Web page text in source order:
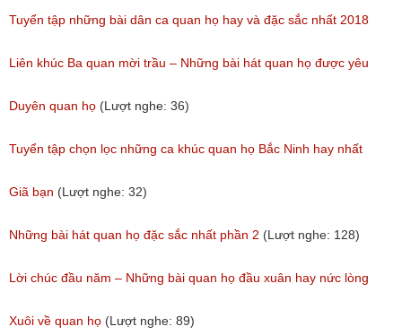
(Lượt nghe: 84)
Tuyển tập những bài dân ca quan họ hay và đặc sắc nhất 2018
(Lượt nghe: 60)
Liên khúc Ba quan mời trầu – Những bài hát quan họ được yêu
thích nhất hiện nay
(Lượt nghe: 173)
Duyên quan họ (Lượt nghe: 36)
Tuyển tập chọn lọc những ca khúc quan họ Bắc Ninh hay nhất
(Lượt nghe: 215)
Giã bạn (Lượt nghe: 32)
Những bài hát quan họ đặc sắc nhất phần 2 (Lượt nghe: 128)
Lời chúc đầu năm – Những bài quan họ đầu xuân hay nức lòng
người
Xuôi về quan họ (Lượt nghe: 89)